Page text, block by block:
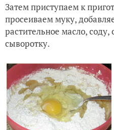
Затем приступаем к
просеиваем муку,
растительное масло,
сыворотку.